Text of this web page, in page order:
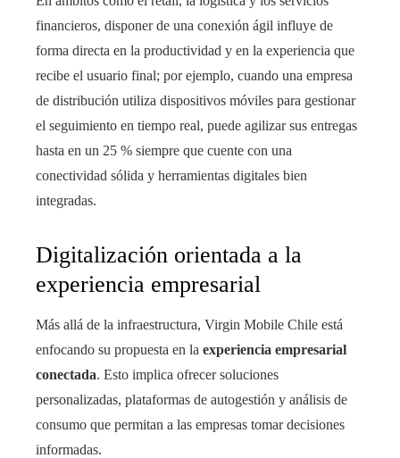
financieros, disponer de una conexión ágil influye de
forma directa en la productividad y en la experiencia que
recibe el usuario final; por ejemplo, cuando una empresa
de distribución utiliza dispositivos móviles para gestionar
el seguimiento en tiempo real, puede agilizar sus entregas
hasta en un 25 % siempre que cuente con una
conectividad sólida y herramientas digitales bien
integradas.
Digitalización orientada a la
experiencia empresarial
Más allá de la infraestructura, Virgin Mobile Chile está
enfocando su propuesta en la experiencia empresarial
conectada. Esto implica ofrecer soluciones
personalizadas, plataformas de autogestión y análisis de
consumo que permitan a las empresas tomar decisiones
informadas.